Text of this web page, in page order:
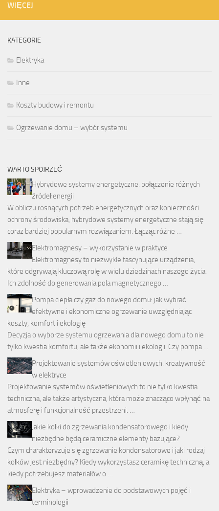
WIĘCEJ
KATEGORIE
Elektryka
Inne
Koszty budowy i remontu
Ogrzewanie domu – wybór systemu
WARTO SPOJRZEĆ
Hybrydowe systemy energetyczne: połączenie różnych
źródeł energii
W obliczu rosnących potrzeb energetycznych oraz konieczności
ochrony środowiska, hybrydowe systemy energetyczne stają się
coraz bardziej popularnym rozwiązaniem. Łącząc różne …
Elektromagnesy – wykorzystanie w praktyce
Elektromagnesy to niezwykle fascynujące urządzenia,
które odgrywają kluczową rolę w wielu dziedzinach naszego życia.
Ich zdolność do generowania pola magnetycznego …
Pompa ciepła czy gaz do nowego domu: jak wybrać
efektywne i ekonomiczne ogrzewanie uwzględniając
koszty, komfort i ekologię
Decyzja o wyborze systemu ogrzewania dla nowego domu to nie
tylko kwestia komfortu, ale także ekonomii i ekologii. Czy pompa …
Projektowanie systemów oświetleniowych: kreatywność
w elektryce
Projektowanie systemów oświetleniowych to nie tylko kwestia
techniczna, ale także artystyczna, która może znacząco wpłynąć na
atmosferę i funkcjonalność przestrzeni. …
Jakie kołki do zgrzewania kondensatorowego i kiedy
niezbędne będą ceramiczne elementy bazujące?
Czym charakteryzuje się zgrzewanie kondensatorowe i jaki rodzaj
kołków jest niezbędny? Kiedy wykorzystasz ceramikę techniczną, a
kiedy potrzebujesz materiałów o …
Elektryka – wprowadzenie do podstawowych pojęć i
terminologii